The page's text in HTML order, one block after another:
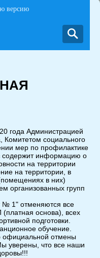
версию
года Администрацией
Комитетом социального
мер по профилактике
содержит информацию о
на территории
на территории, в
в них)
организованных групп
1" отменяются все
основа), всех
подготовки.
обучение.
официальной отмены
уверены, что все наши